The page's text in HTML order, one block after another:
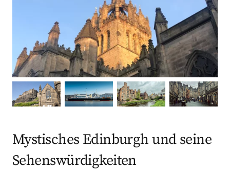
Mystisches Edinburgh und seine
Sehenswürdigkeiten